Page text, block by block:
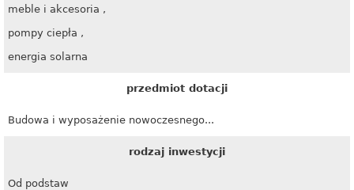
meble i akcesoria ,
pompy ciepła ,
energia solarna
przedmiot dotacji
Budowa i wyposażenie nowoczesnego...
rodzaj inwestycji
Od podstaw